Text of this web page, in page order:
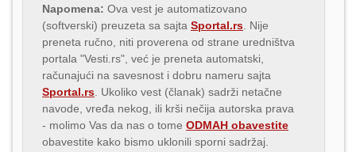
Napomena: Ova vest je automatizovano
(softverski) preuzeta sa sajta Sportal.rs . Nije
preneta ručno, niti proverena od strane uredništva
portala "Vesti.rs", već je preneta automatski,
računajući na savesnost i dobru nameru sajta
Sportal.rs . Ukoliko vest (članak) sadrži netačne
navode, vređa nekog, ili krši nečija autorska prava
- molimo Vas da nas o tome ODMAH obavestite
obavestite kako bismo uklonili sporni sadržaj.